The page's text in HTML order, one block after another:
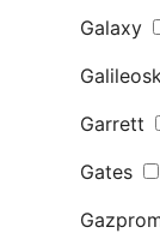
Galaxy
Garrett
Gates